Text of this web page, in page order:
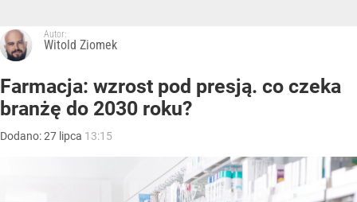
Autor:
Witold Ziomek
Farmacja: wzrost pod presją. co czeka
branżę do 2030 roku?
Dodano:27 lipca 13:15